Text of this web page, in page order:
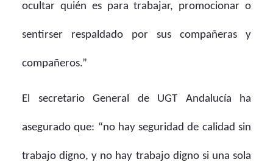
ocultar quién es para trabajar, promocionar o
sentirser respaldado por sus compañeras y
compañeros.”
El secretario General de UGT Andalucía ha
asegurado que: “no hay seguridad de calidad sin
trabajo digno, y no hay trabajo digno si una sola